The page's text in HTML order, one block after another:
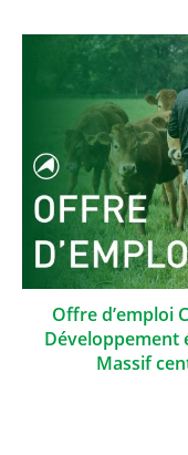
Offre d’emploi
Développement
Massif